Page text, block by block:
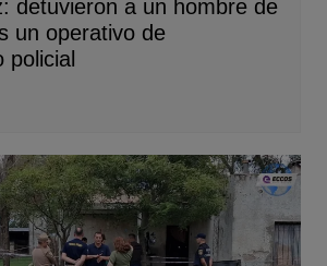
detuvieron a un hombre de
un operativo de
policial